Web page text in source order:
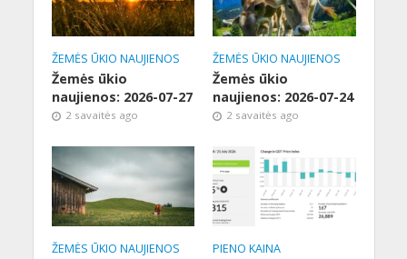
ŽEMĖS ŪKIO NAUJIENOS
Žemės ūkio
naujienos: 2026-07-27
2 savaitės ago
ŽEMĖS ŪKIO NAUJIENOS
Žemės ūkio
naujienos: 2026-07-24
2 savaitės ago
ŽEMĖS ŪKIO NAUJIENOS PIENO KAINA